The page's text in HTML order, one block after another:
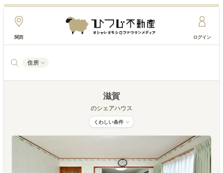
関西 ログイン
住所
滋賀
のシェアハウス
くわしい条件